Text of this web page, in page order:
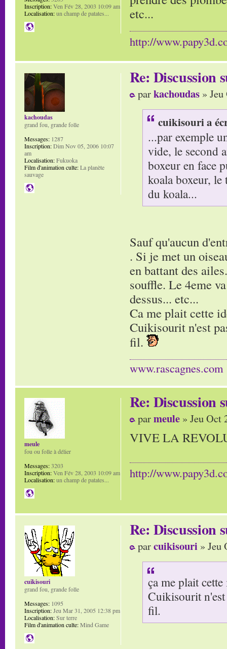
etc...
http://
Inscription:Ven Fév 28, 2003 10:09 am
Localisation:un champ de patates...
Re: Discussion
parkachoudas »
cuikisouri a
...par exemple
vide, le second
boxeur en face
koala boxeur, le
du koala...
Sauf qu'aucun
. Si je met un
en battant des
souffle. Le 4eme
dessus... etc...
Ca me plait cette
Cuikisourit n'est
fil.
www.rascagnes.com
kachoudas
grand fou, grande folle
Messages: 1287
Inscription:Dim Nov 05, 2006 10:07
am
Localisation:Fukuoka
Film d'animation culte:La planète
sauvage
Re: Discussion
parmeule » Jeu Oct
VIVE LA
http://
meule
fou ou folle à délier
Messages:3203
Inscription:Ven Fév 28, 2003 10:09 am
Localisation:un champ de patates...
Re: Discussion
parcuikisouri » Jeu
ça me plait
Cuikisourit n'est
fil.
cuikisouri
grand fou, grande folle
Messages: 1095
Inscription:Jeu Mar 31, 2005 12:38 pm
Localisation:Sur terre
Film d'animation culte:Mind Game